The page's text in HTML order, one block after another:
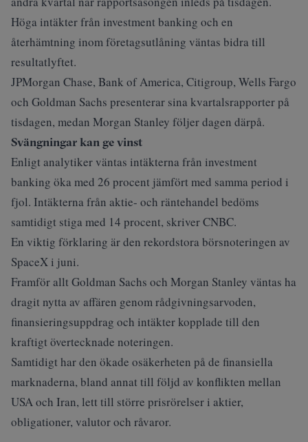
Höga intäkter från investment banking och en
återhämtning inom företagsutlåning väntas bidra till
resultatlyftet.
JPMorgan Chase, Bank of America, Citigroup, Wells Fargo
och Goldman Sachs presenterar sina kvartalsrapporter på
tisdagen, medan Morgan Stanley följer dagen därpå.
Svängningar kan ge vinst
Enligt analytiker väntas intäkterna från investment
banking öka med 26 procent jämfört med samma period i
fjol. Intäkterna från aktie- och räntehandel bedöms
samtidigt stiga med 14 procent, skriverCNBC.
En viktig förklaring är den rekordstora börsnoteringen av
SpaceX i juni.
Framför allt Goldman Sachs och Morgan Stanley väntas ha
dragit nytta av affären genom rådgivningsarvoden,
finansieringsuppdrag och intäkter kopplade till den
kraftigt övertecknade noteringen.
Samtidigt har den ökade osäkerheten på de finansiella
marknaderna, bland annat till följd av konflikten mellan
USA och Iran, lett till större prisrörelser i aktier,
obligationer, valutor och råvaror.